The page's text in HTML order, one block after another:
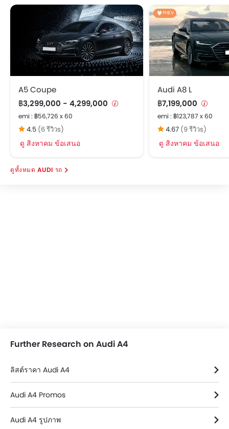
A5 Coupe
฿3,299,000 - 4,299,000
emi : ฿56,726 x 60
4.5 (6 รีวิวs)
ดู สิงหาคม ข้อเสนอ
PHEV
Audi A8 L
฿7,199,000
emi : ฿123,787 x 60
4.67 (9 รีวิวs)
ดู สิงหาคม ข้อเสนอ
AUDI รถ
Further Research on Audi A4
ลิสต์ราคา Audi A4
Audi A4 Promos
Audi A4 รูปภาพ